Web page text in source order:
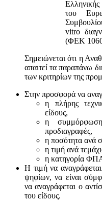
του
vitro
(ΦΕΚ
Σημειώνεται ότι η
απαιτεί τα παραπάνω
των κριτηρίων της
Στην προσφορά να
η πλήρης
είδους,
η συμμόρφωση
προδιαγραφές,
η ποσότητα ανά
η τιμή ανά
η κατηγορία
Η τιμή να
ψηφίων, να είναι
να αναγράφεται ο
του είδους.